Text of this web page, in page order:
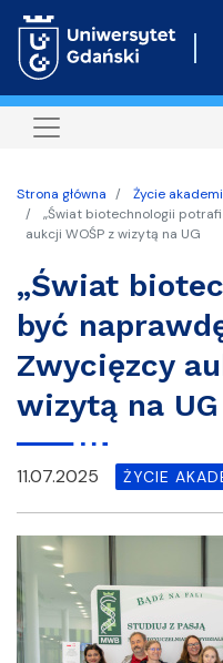
Strona główna
Życie
„Świat biotechnologii
aukcji WOŚP z wizytą na UG
„Świat
być
Zwycięzcy
wizytą na UG
11.07.2025 ŻYCIE